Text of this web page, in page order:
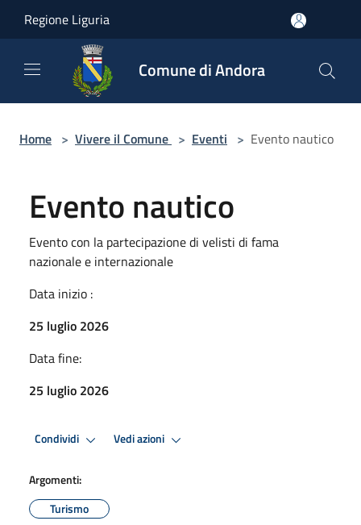
Regione Liguria
Comune di Andora
Home > Vivere il Comune > Eventi > Evento nautico
Evento nautico
Evento con la partecipazione di velisti di fama
nazionale e internazionale
Data inizio :
25 luglio 2026
Data fine:
25 luglio 2026
Condividi Vedi azioni
Argomenti:
Turismo